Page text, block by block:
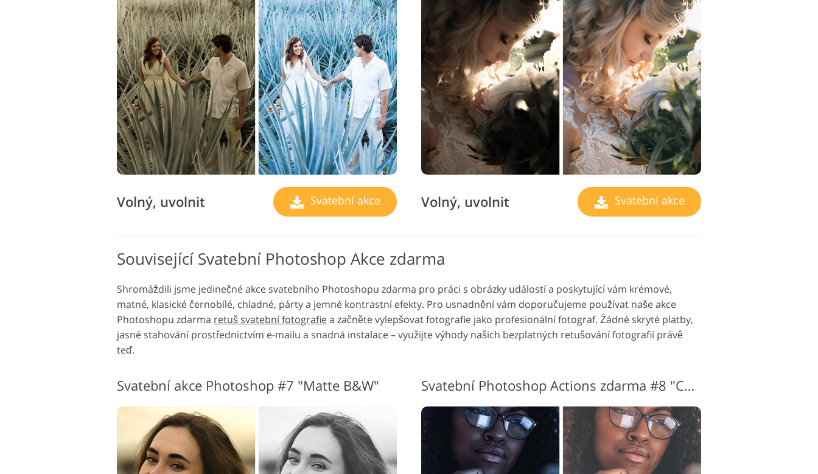
Volný, uvolnit Svatební akce Volný, uvolnit Svatební akce
Související Svatební Photoshop Akce zdarma
Shromáždili jsme jedinečné akce svatebního Photoshopu zdarma pro práci s obrázky událostí a poskytující vám krémové,
matné, klasické černobílé, chladné, párty a jemné kontrastní efekty. Pro usnadnění vám doporučujeme používat naše akce
Photoshopu zdarma retuš svatební fotografiea začněte vylepšovat fotografie jako profesionální fotograf. Žádné skryté platby,
jasné stahování prostřednictvím e-mailu a snadná instalace – využijte výhody našich bezplatných retušování fotografií právě
teď.
Svatební akce Photoshop #7 "Matte B&W" Svatební Photoshop Actions zdarma #8 "Chocolate"